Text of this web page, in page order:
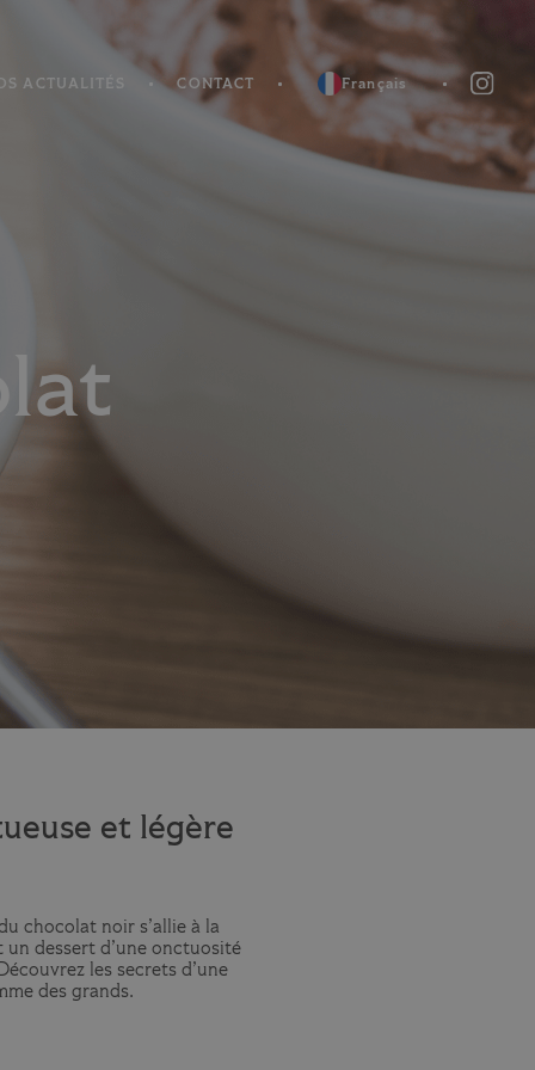
ACTUALITÉS CONTACT Français
et légère
chocolat noir s’allie à la
dessert d’une onctuosité
les secrets d’une
des grands.